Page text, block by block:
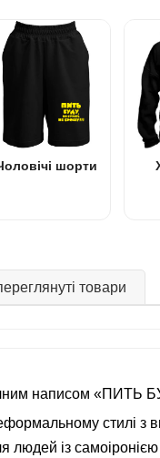
шорти
товари
написом
стилі
із